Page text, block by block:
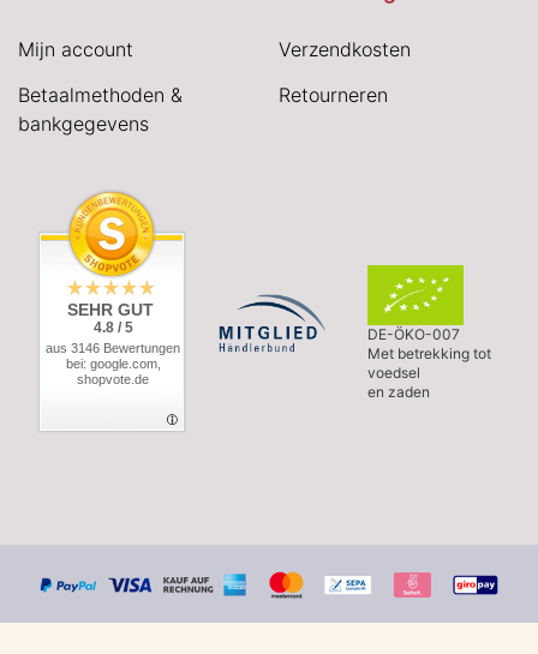
Mijn account
Betaalmethoden &
bankgegevens
Verzendkosten
Retourneren
SEHR GUT
4.8 / 5
aus 3146 Bewertungen
bei: google.com,
shopvote.de
DE-ÖKO-007
Met betrekking tot
voedsel
en zaden